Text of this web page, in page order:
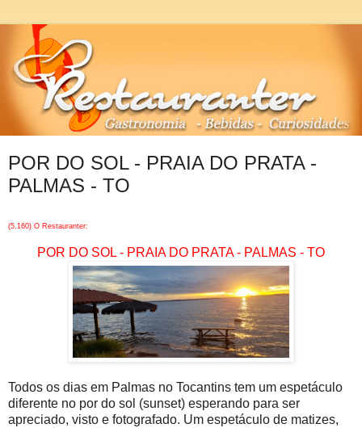
POR DO SOL - PRAIA DO PRATA -
PALMAS - TO
(5.160) O Restauranter:
POR DO SOL - PRAIA DO PRATA - PALMAS - TO
Todos os dias em Palmas no Tocantins tem um espetáculo
diferente no por do sol (sunset) esperando para ser
apreciado, visto e fotografado. Um espetáculo de matizes,